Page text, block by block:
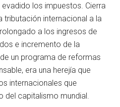
los impuestos. Cierra
tributación internacional a la
a los ingresos de
e incremento de la
un programa de reformas
era una herejía que
internacionales que
capitalismo mundial.